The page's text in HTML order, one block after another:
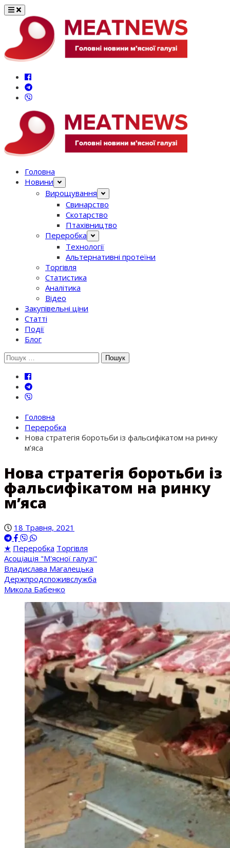
Перейти
вмісту
Головна
Новини
Вирощування
Свинарство
Скотарство
Птахівництво
Переробка
Технології
Альтернативні протеїни
Торгівля
Статистика
Аналітика
Відео
Закупівельні ціни
Статті
Події
Блог
Шукати:
Головна
Переробка
Нова стратегія боротьби із фальсифікатом на ринку
м’яса
Нова стратегія боротьби із
фальсифікатом на ринку
м’яса
18 Травня, 2021
★ Переробка Торгівля
Асоціація "М'ясної галузі"
Владислава Магалецька
Держпродспоживслужба
Микола Бабенко